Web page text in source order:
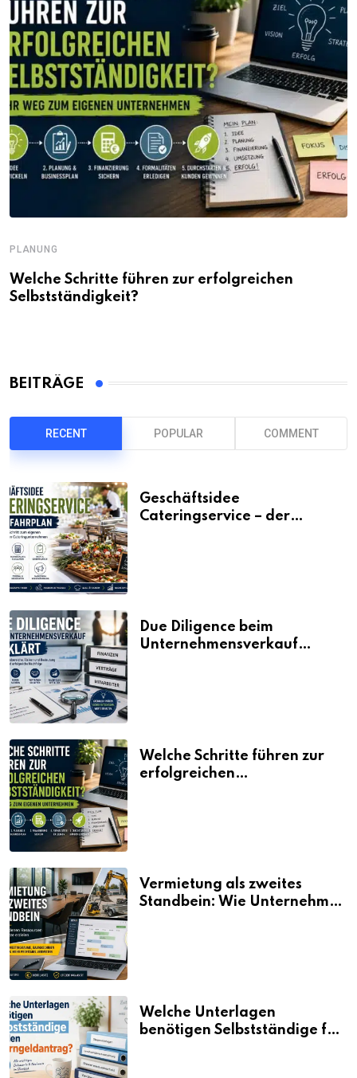
PLANUNG
Welche Schritte führen zur erfolgreichen
Selbstständigkeit?
BEITRÄGE
RECENT POPULAR COMMENT
Geschäftsidee
Cateringservice – der
Due Diligence beim
Unternehmensverkauf
Welche Schritte führen zur
erfolgreichen
Vermietung als zweites
Standbein: Wie Unternehmen
Welche Unterlagen
benötigen Selbstständige für